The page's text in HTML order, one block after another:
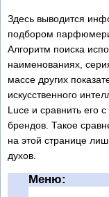
Здесь выводится
подбором
Алгоритм поиска
наименованиях,
массе других
искусственного
Luce и сравнить его
брендов. Такое
на этой странице
духов.
Меню: